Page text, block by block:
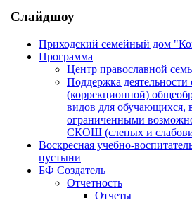
Слайдшоу
Приходский семейный дом
Программа
Центр православной
Поддержка деятельности
(коррекционной)
видов для обучающихся,
ограниченными
СКОШ (слепых и
Воскресная учебно-
пустыни
БФ Создатель
Отчетность
Отчеты